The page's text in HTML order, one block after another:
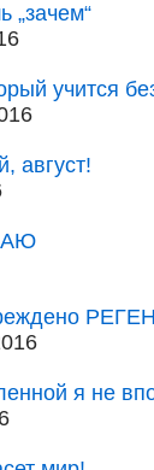
„зачем“
учится
август!
я не